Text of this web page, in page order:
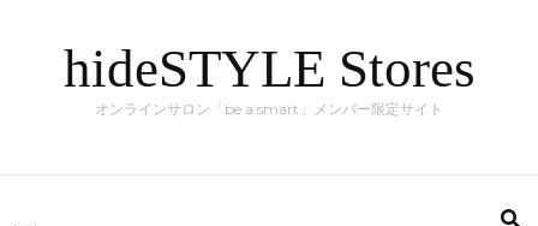
hideSTYLE Stores
オンラインサロン「be a smart」メンバー限定サイト